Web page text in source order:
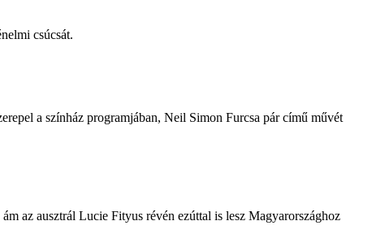
csúcsát.
a színház programjában, Neil Simon Furcsa pár című művét
az ausztrál Lucie Fityus révén ezúttal is lesz Magyarországhoz